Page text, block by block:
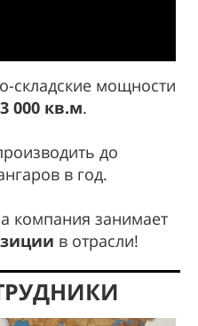
складские мощности
3 000 кв.м.
до
в год.
компания занимает
в отрасли!